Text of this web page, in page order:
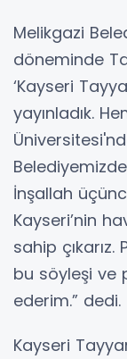
Melikgazi
döneminde
‘Kayseri
yayınladık.
İnşallah
Kayseri’nin
sahip
bu söyleşi ve
ederim.” dedi.
Kayseri